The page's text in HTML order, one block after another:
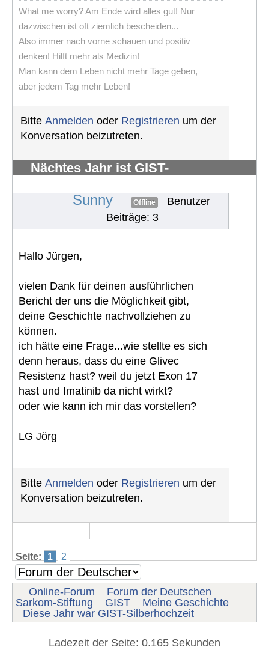
What me worry? Am Ende wird alles gut! Nur
dazwischen ist oft ziemlich bescheiden...
Also immer nach vorne schauen und positiv
denken! Hilft mehr als Medizin!
Man kann dem Leben nicht mehr Tage geben,
aber jedem Tag mehr Leben!
Bitte Anmelden oder Registrieren um der
Konversation beizutreten.
Nächtes Jahr ist GIST-
Sunny Offline
Benutzer
Beiträge: 3
Hallo Jürgen,
vielen Dank für deinen ausführlichen
Bericht der uns die Möglichkeit gibt,
deine Geschichte nachvollziehen zu
können.
ich hätte eine Frage...wie stellte es sich
denn heraus, dass du eine Glivec
Resistenz hast? weil du jetzt Exon 17
hast und Imatinib da nicht wirkt?
oder wie kann ich mir das vorstellen?
LG Jörg
Bitte Anmelden oder Registrieren um der
Konversation beizutreten.
Seite: 1 2
Online-Forum
Forum der Deutschen
Sarkom-Stiftung
GIST
Meine Geschichte
Diese Jahr war GIST-Silberhochzeit
Ladezeit der Seite: 0.165 Sekunden